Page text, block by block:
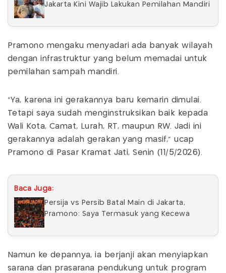
Jakarta Kini Wajib Lakukan Pemilahan Mandiri
Pramono mengaku menyadari ada banyak wilayah
dengan infrastruktur yang belum memadai untuk
pemilahan sampah mandiri.
"Ya, karena ini gerakannya baru kemarin dimulai.
Tetapi saya sudah menginstruksikan baik kepada
Wali Kota, Camat, Lurah, RT, maupun RW. Jadi ini
gerakannya adalah gerakan yang masif," ucap
Pramono di Pasar Kramat Jati, Senin (11/5/2026).
Baca Juga:
Persija vs Persib Batal Main di Jakarta,
Pramono: Saya Termasuk yang Kecewa
Namun ke depannya, ia berjanji akan menyiapkan
sarana dan prasarana pendukung untuk program